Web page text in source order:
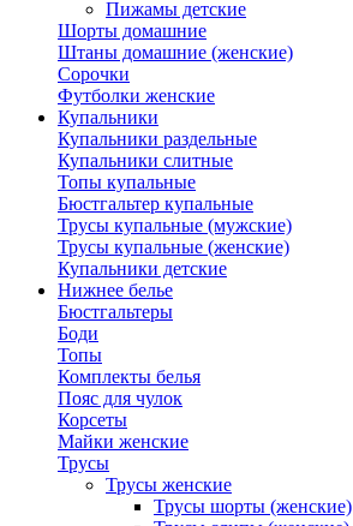
Пижамы детские
Шорты домашние
Штаны домашние (женские)
Сорочки
Футболки женские
Купальники
Купальники раздельные
Купальники слитные
Топы купальные
Бюстгальтер купальные
Трусы купальные (мужские)
Трусы купальные (женские)
Купальники детские
Нижнее белье
Бюстгальтеры
Боди
Топы
Комплекты белья
Пояс для чулок
Корсеты
Майки женские
Трусы
Трусы женские
Трусы шорты (женские)